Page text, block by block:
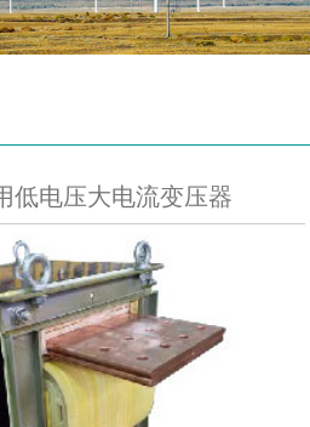
低电压大电流变压器